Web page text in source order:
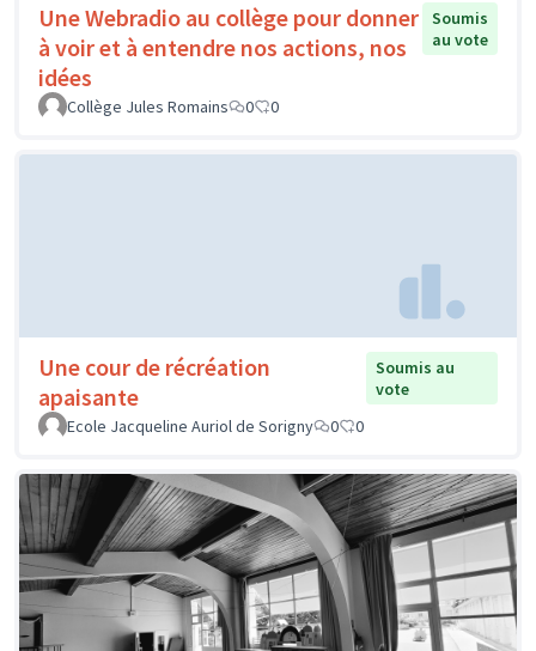
Une Webradio au collège pour donner
à voir et à entendre nos actions, nos
idées
Soumis
au vote
Collège Jules Romains 0 0
Une cour de récréation
apaisante
Soumis au
vote
Ecole Jacqueline Auriol de Sorigny
0 0